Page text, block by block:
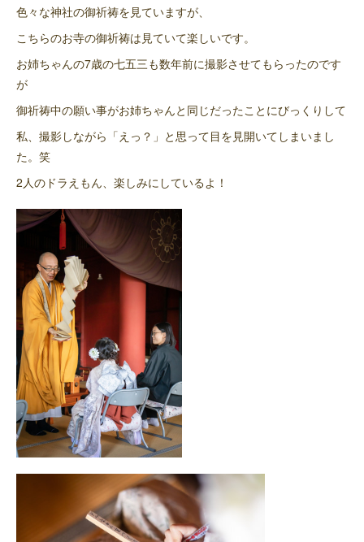
色々な神社の御祈祷を見ていますが、
こちらのお寺の御祈祷は見ていて楽しいです。
お姉ちゃんの7歳の七五三も数年前に撮影させてもらったのです
が
御祈祷中の願い事がお姉ちゃんと同じだったことにびっくりして
私、撮影しながら「えっ？」と思って目を見開いてしまいまし
た。笑
2人のドラえもん、楽しみにしているよ！